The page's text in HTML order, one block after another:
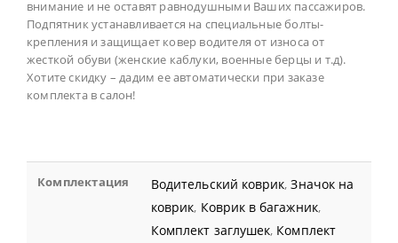
внимание и не оставят равнодушными Ваших пассажиров.
Подпятник устанавливается на специальные болты-
крепления и защищает ковер водителя от износа от
жесткой обуви (женские каблуки, военные берцы и т.д).
Хотите скидку – дадим ее автоматически при заказе
комплекта в салон!
Комплектация Водительский коврик,Значок на
коврик, Коврик в багажник,
Комплект заглушек, Комплект